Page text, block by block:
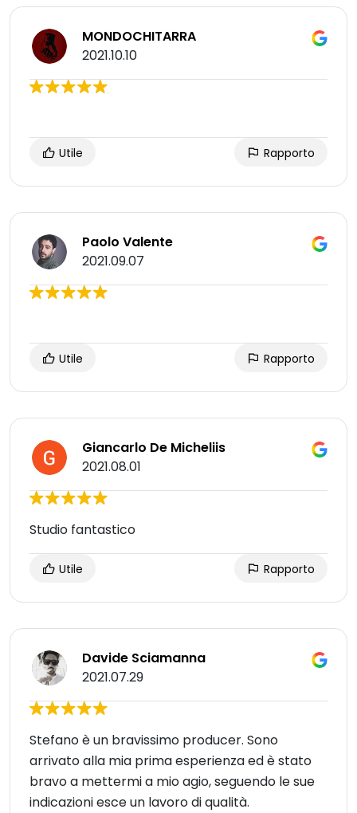
MONDOCHITARRA
2021.10.10
Utile Rapporto
Paolo Valente
2021.09.07
Utile Rapporto
Giancarlo De Micheliis
2021.08.01
Studio fantastico
Utile Rapporto
Davide Sciamanna
2021.07.29
Stefano è un bravissimo producer. Sono
arrivato alla mia prima esperienza ed è stato
bravo a mettermi a mio agio, seguendo le sue
indicazioni esce un lavoro di qualità.